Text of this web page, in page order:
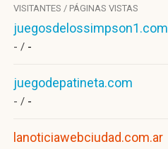
VISITANTES / PÁGINAS VISTAS
juegosdelossimpson1.com
- / -
juegodepatineta.com
- / -
lanoticiawebciudad.com.ar